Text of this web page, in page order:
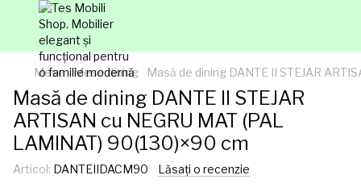
Mese Mese dining Masă de dining DANTE II STEJAR
Masă de dining DANTE II STEJAR
ARTISAN cu NEGRU MAT (PAL
LAMINAT) 90(130)×90 cm
Articol: DANTEIIDACM90 Lăsați o recenzie